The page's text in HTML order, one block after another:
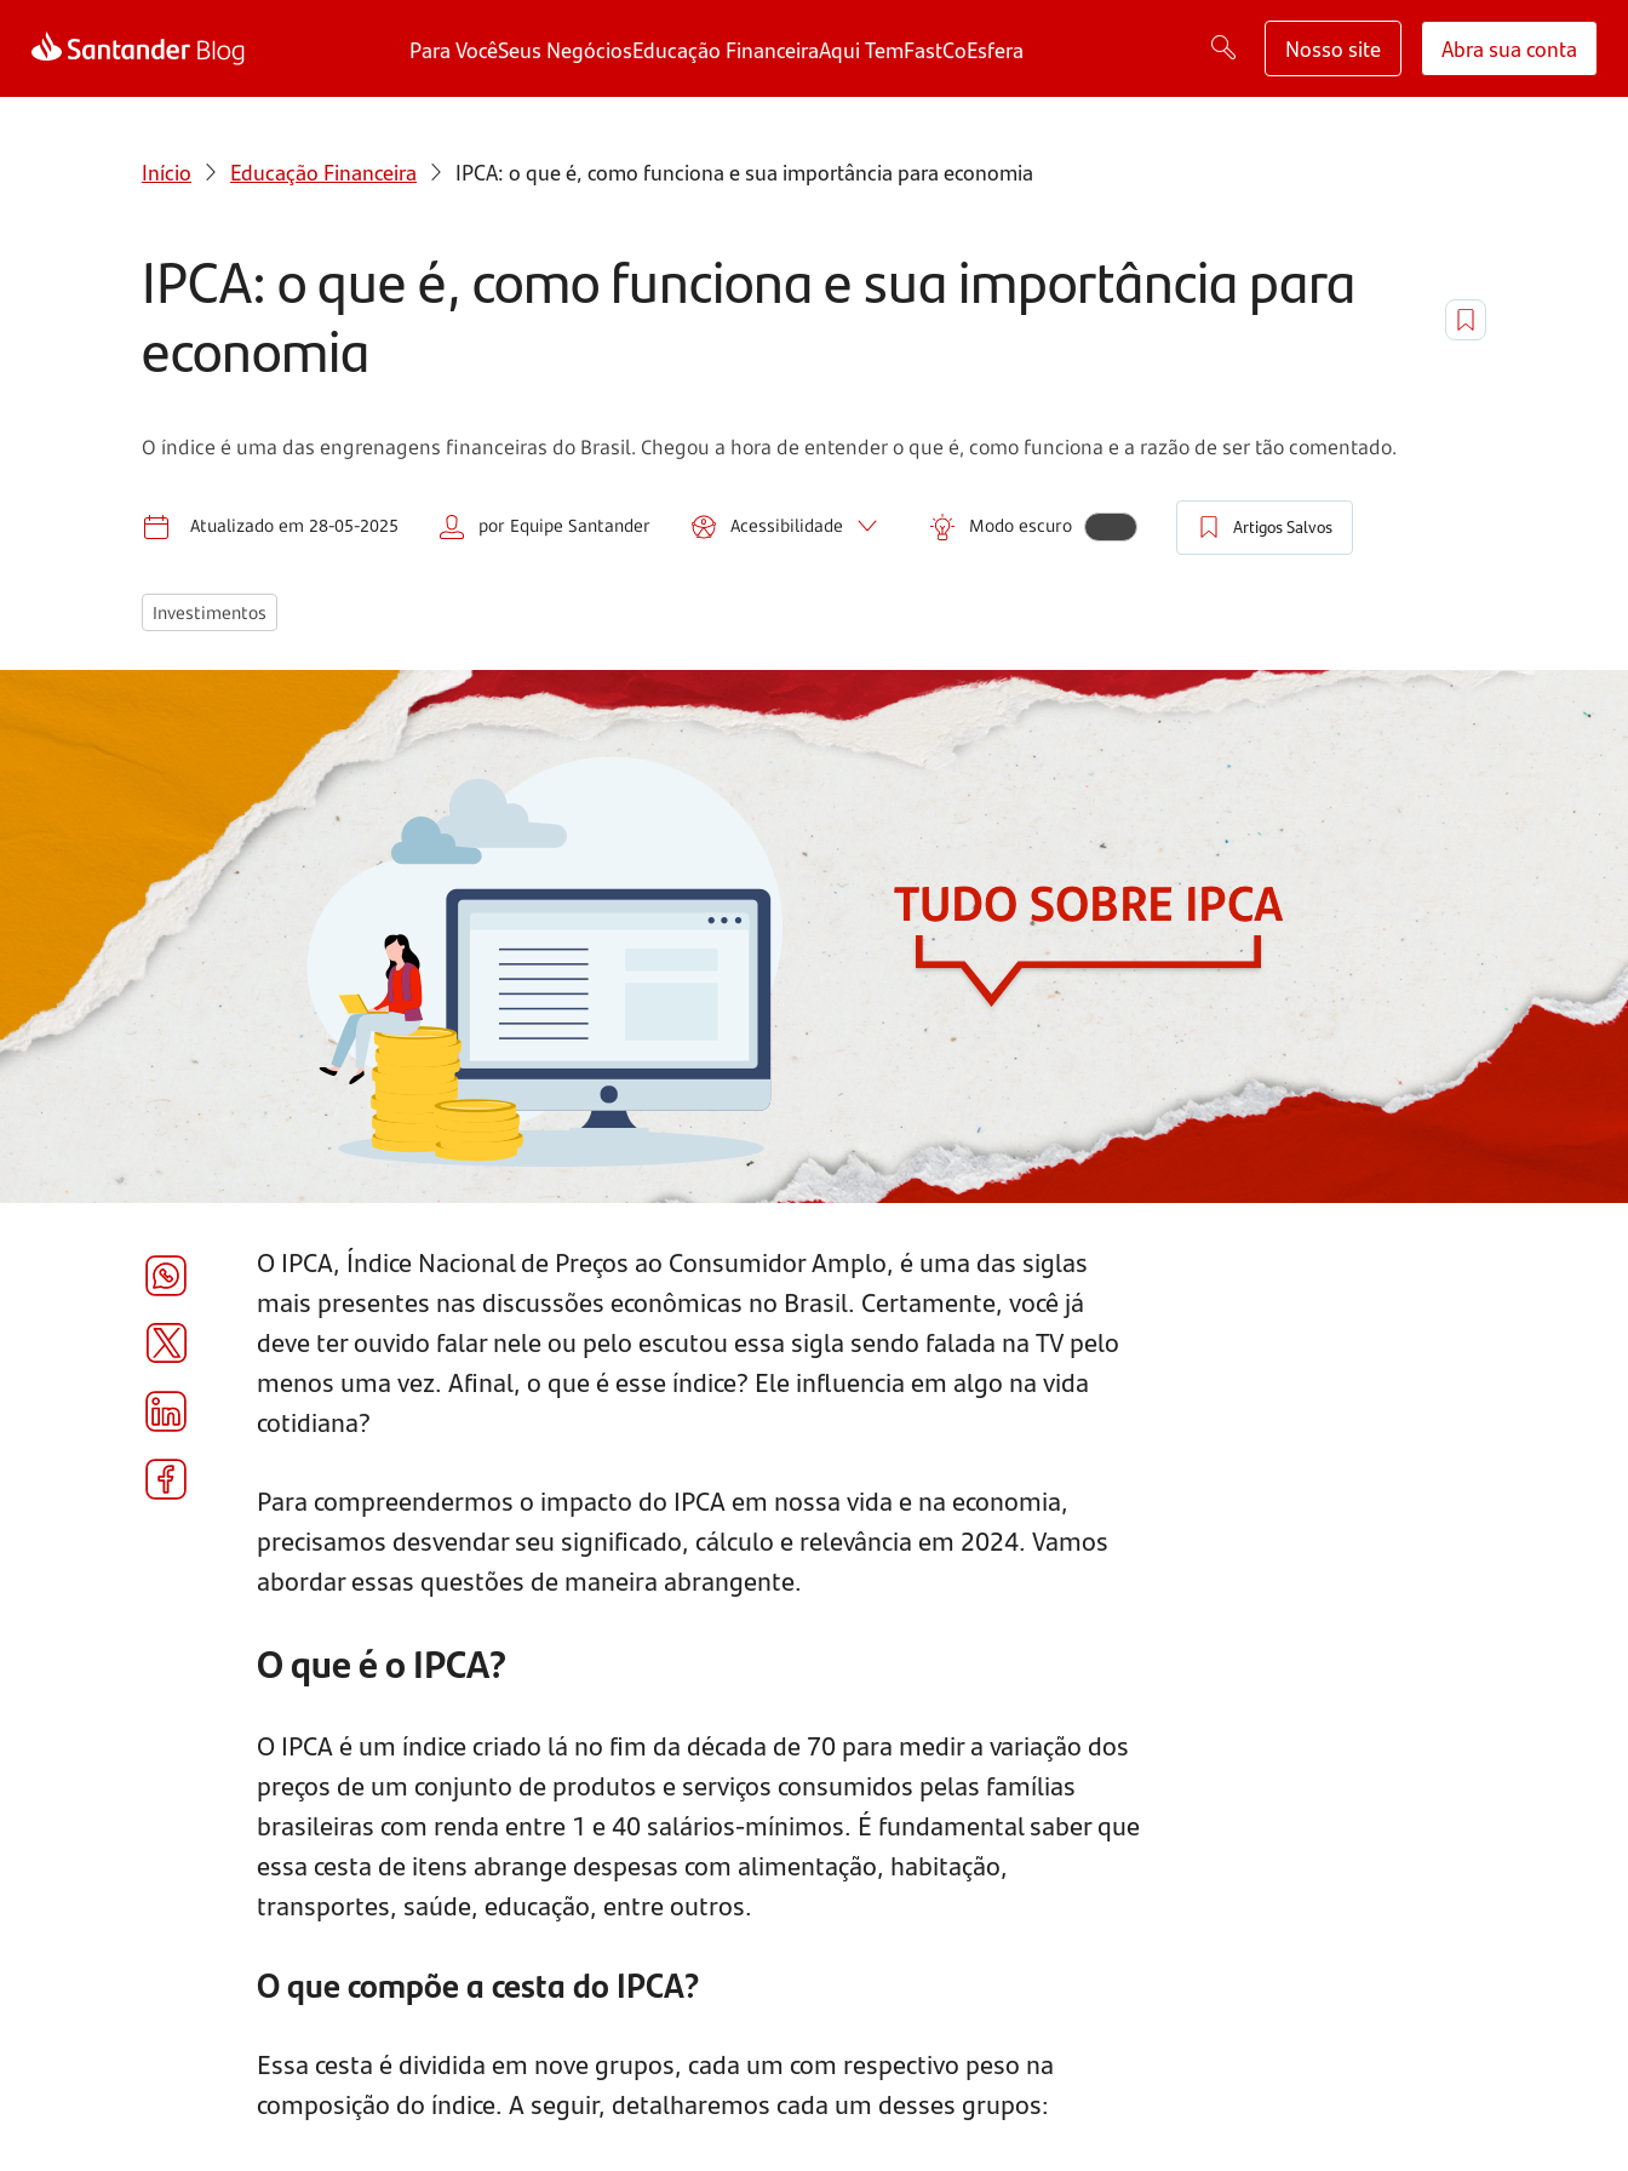
Para VocêSeus NegóciosEducação FinanceiraAqui TemFastCoEsfera Nosso site Abra sua conta
Início Educação Financeira IPCA: o que é, como funciona e sua importância para economia
IPCA: o que é, como funciona e sua importância para
economia
O índice é uma das engrenagens financeiras do Brasil. Chegou a hora de entender o que é, como funciona e a razão de ser tão comentado.
Atualizado em 28-05-2025 por Equipe Santander Acessibilidade Modo escuro Artigos Salvos
Investimentos
O IPCA, Índice Nacional de Preços ao Consumidor Amplo, é uma das siglas
mais presentes nas discussões econômicas no Brasil. Certamente, você já
deve ter ouvido falar nele ou pelo escutou essa sigla sendo falada na TV pelo
menos uma vez. Afinal, o que é esse índice? Ele influencia em algo na vida
cotidiana?
Para compreendermos o impacto do IPCA em nossa vida e na economia,
precisamos desvendar seu significado, cálculo e relevância em 2024. Vamos
abordar essas questões de maneira abrangente.
O que é o IPCA?
O IPCA é um índice criado lá no fim da década de 70 para medir a variação dos
preços de um conjunto de produtos e serviços consumidos pelas famílias
brasileiras com renda entre 1 e 40 salários-mínimos. É fundamental saber que
essa cesta de itens abrange despesas com alimentação, habitação,
transportes, saúde, educação, entre outros.
O que compõe a cesta do IPCA?
Essa cesta é dividida em nove grupos, cada um com respectivo peso na
composição do índice. A seguir, detalharemos cada um desses grupos: